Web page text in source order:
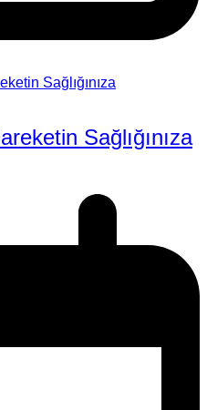
Sağlığınıza